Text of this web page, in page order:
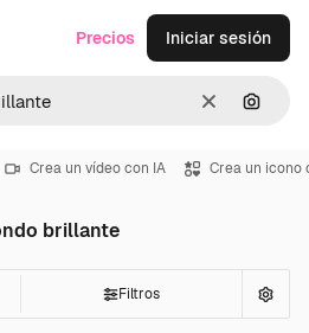
Borrar
Precios Iniciar sesión
Crea un vídeo con IA Crea un icono
brillante
Filtros